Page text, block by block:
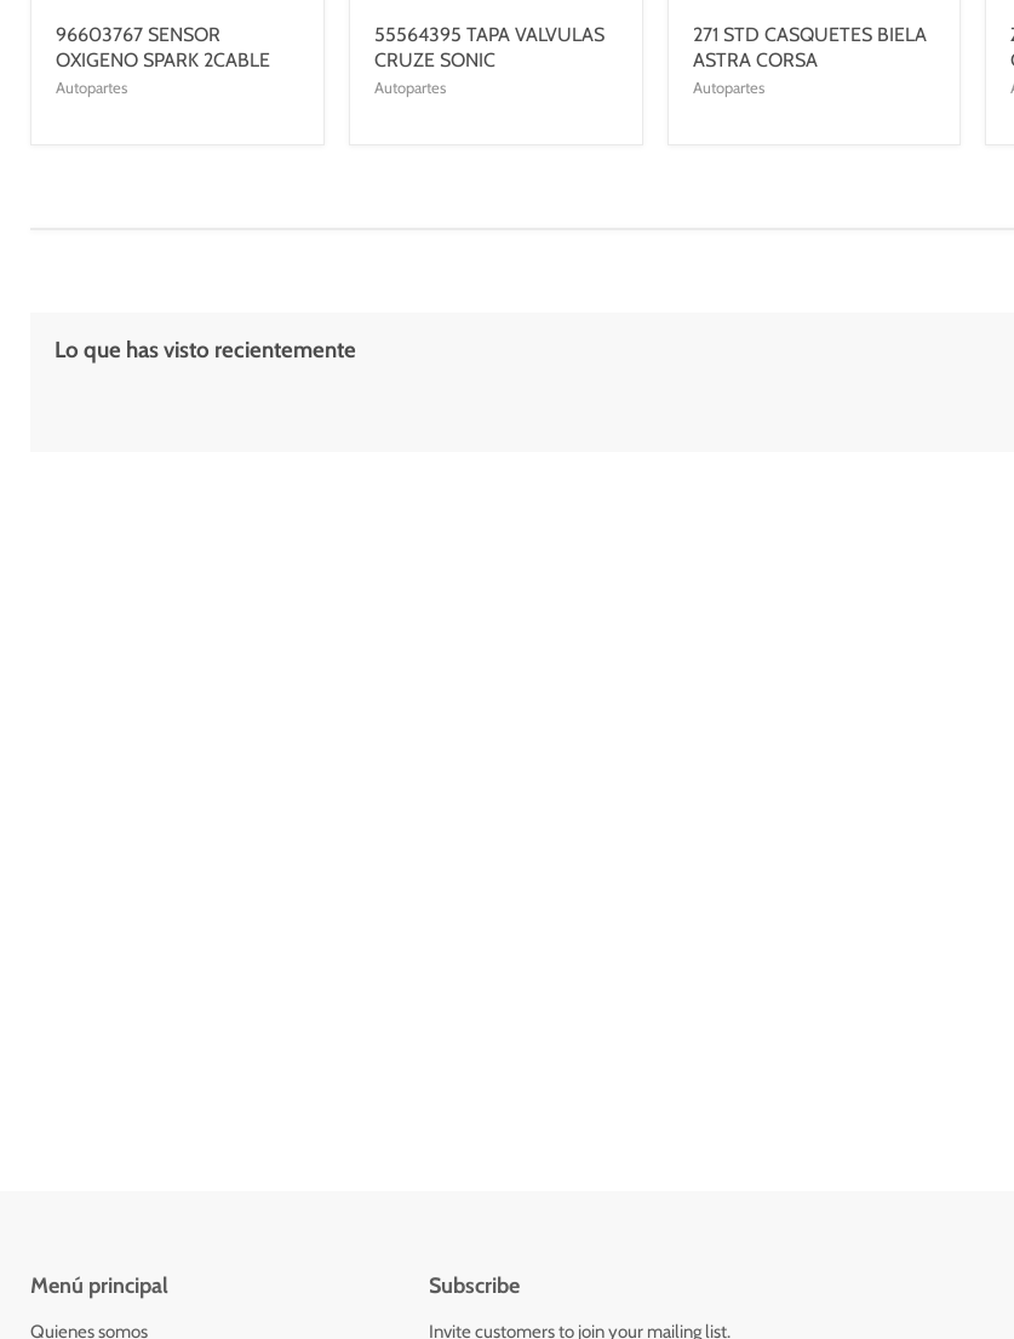
96603767 SENSOR
OXIGENO SPARK 2CABLE
Autopartes
55564395 TAPA VALVULAS
CRUZE SONIC
Autopartes
271 STD CASQUETES BIELA
ASTRA CORSA
Autopartes
Lo que has visto recientemente
Menú principal
Quienes somos
Subscribe
Invite customers to join your mailing list.